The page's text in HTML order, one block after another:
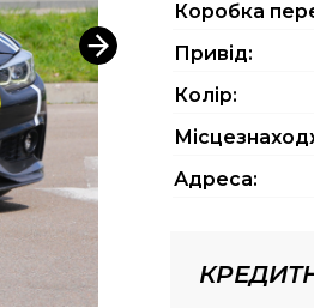
Коробка
Привід:
Колір:
Адреса: